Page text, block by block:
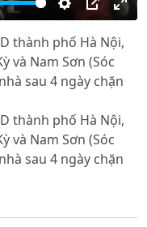
Settings
PIP
thành phố Hà Nội,
và Nam Sơn (Sóc
sau 4 ngày chặn
thành phố Hà Nội,
và Nam Sơn (Sóc
sau 4 ngày chặn